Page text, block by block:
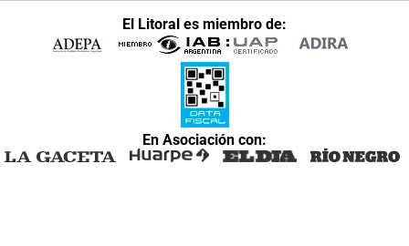
El Litoral es miembro de:
En Asociación con: